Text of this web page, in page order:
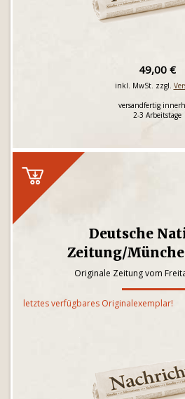
49,00 €
inkl. MwSt. zzgl.
versandfertig
2-3 Arbeitstage
Deutsche
Zeitung/
Originale Zeitung vom
letztes verfügbares Originalexemplar!